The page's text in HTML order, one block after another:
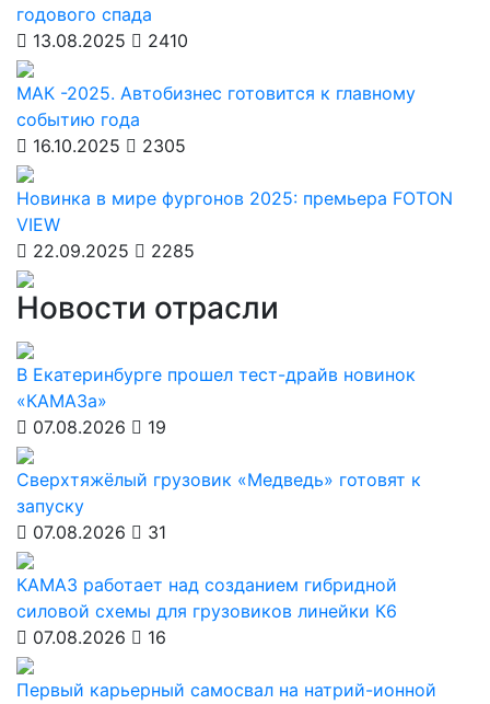
годового спада
13.08.2025
2410
МАК -2025. Автобизнес готовится к главному
событию года
16.10.2025
2305
Новинка в мире фургонов 2025: премьера FOTON
VIEW
22.09.2025
2285
Новости отрасли
В Екатеринбурге прошел тест-драйв новинок
«КАМАЗа»
07.08.2026
19
Сверхтяжёлый грузовик «Медведь» готовят к
запуску
07.08.2026
31
КАМАЗ работает над созданием гибридной
силовой схемы для грузовиков линейки К6
07.08.2026
16
Первый карьерный самосвал на натрий-ионной